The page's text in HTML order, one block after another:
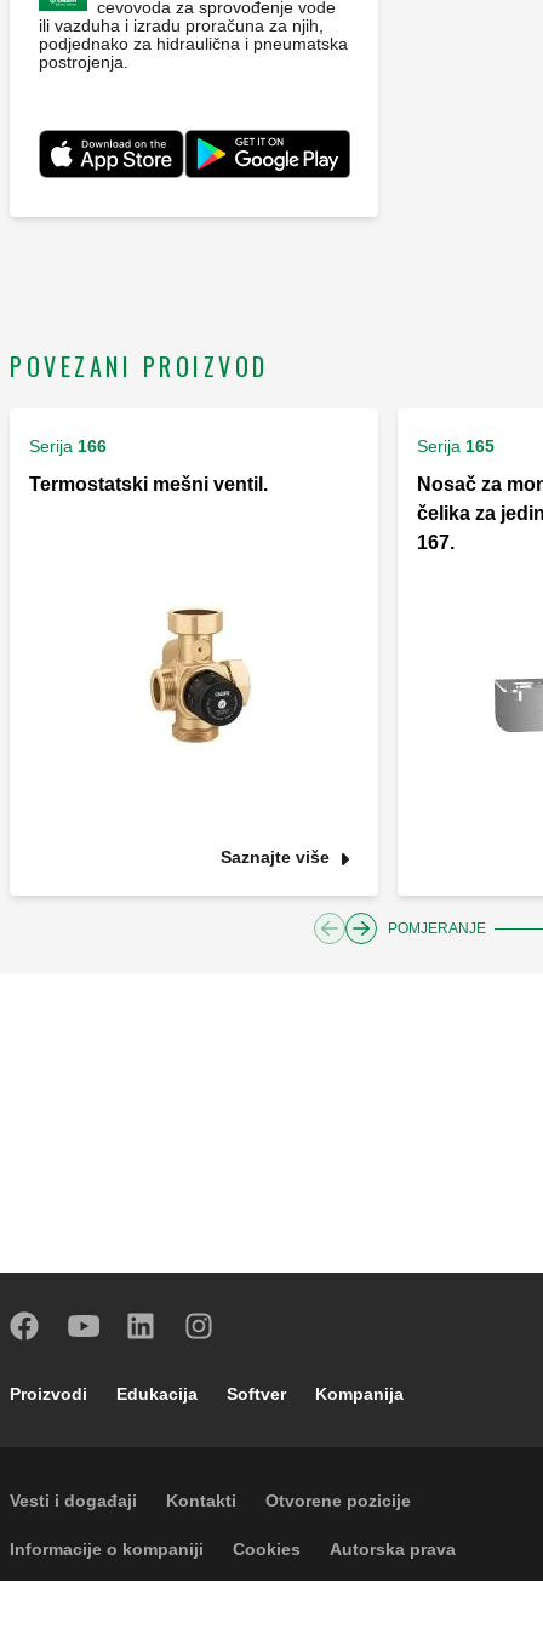
cevovoda za sprovođenje vode
ili vazduha i izradu proračuna za njih,
podjednako za hidraulična i pneumatska
postrojenja.
POVEZANI PROIZVOD
Serija 166
Termostatski mešni ventil.
Saznajte više
Serija 165
Nosač za
čelika za
167.
POMJERANJE
Footer main navigation
Proizvodi Edukacija Softver Kompanija
Footer secondary navigation
Vesti i događaji Kontakti Otvorene pozicije
Footer menu
Informacije o kompaniji Cookies Autorska prava